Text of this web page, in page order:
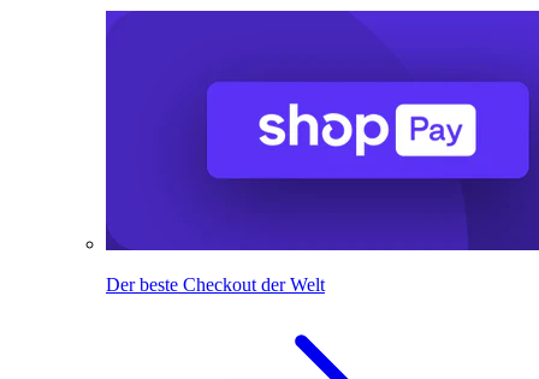
Der beste Checkout der Welt